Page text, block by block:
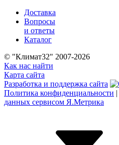
Доставка
Вопросы
и ответы
Каталог
© "Климат32" 2007-2026
Как нас найти
Карта сайта
Разработка и поддержка сайта
Политика конфиденциальности |
данных сервисом Я.Метрика